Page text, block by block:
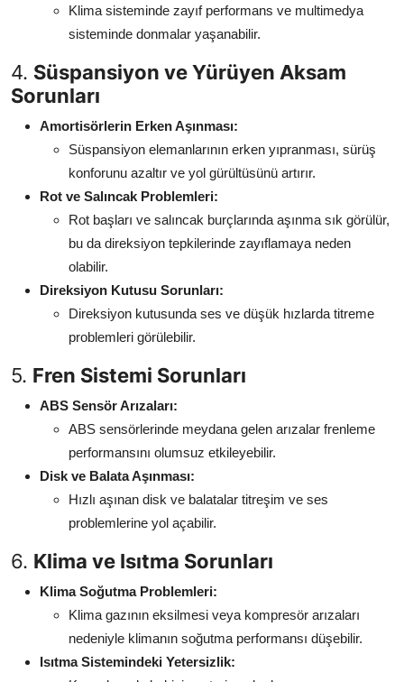
Klima sisteminde zayıf performans ve multimedya
sisteminde donmalar yaşanabilir.
4. Süspansiyon ve Yürüyen Aksam
Sorunları
Amortisörlerin Erken Aşınması:
Süspansiyon elemanlarının erken yıpranması, sürüş
konforunu azaltır ve yol gürültüsünü artırır.
Rot ve Salıncak Problemleri:
Rot başları ve salıncak burçlarında aşınma sık görülür,
bu da direksiyon tepkilerinde zayıflamaya neden
olabilir.
Direksiyon Kutusu Sorunları:
Direksiyon kutusunda ses ve düşük hızlarda titreme
problemleri görülebilir.
5. Fren Sistemi Sorunları
ABS Sensör Arızaları:
ABS sensörlerinde meydana gelen arızalar frenleme
performansını olumsuz etkileyebilir.
Disk ve Balata Aşınması:
Hızlı aşınan disk ve balatalar titreşim ve ses
problemlerine yol açabilir.
6. Klima ve Isıtma Sorunları
Klima Soğutma Problemleri:
Klima gazının eksilmesi veya kompresör arızaları
nedeniyle klimanın soğutma performansı düşebilir.
Isıtma Sistemindeki Yetersizlik: